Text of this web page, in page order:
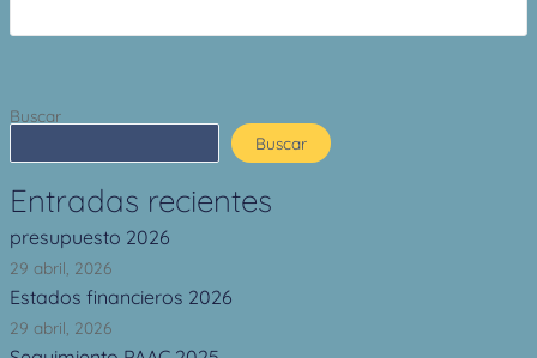
Buscar
Buscar
Entradas recientes
presupuesto 2026
29 abril, 2026
Estados financieros 2026
29 abril, 2026